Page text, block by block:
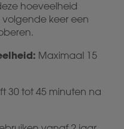
hoeveelheid
keer een
Maximaal 15
30 tot 45 minuten na